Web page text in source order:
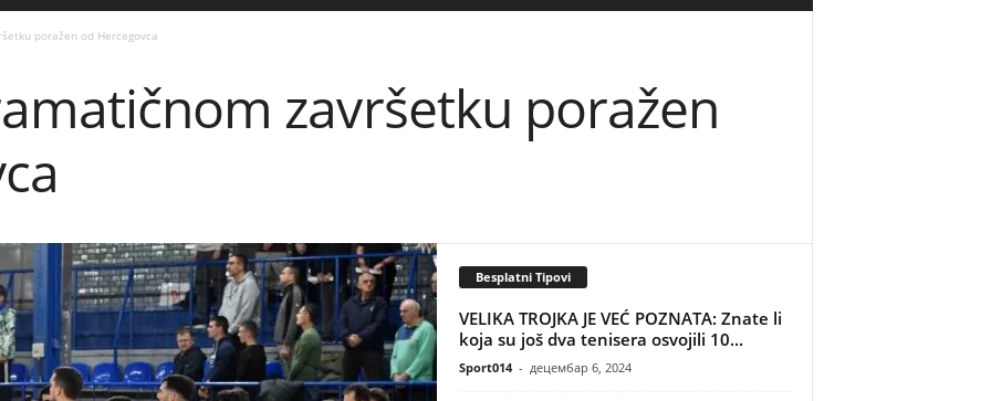
poražen od Hercegovca
završetku poražen
Besplatni Tipovi
VELIKA TROJKA JE VEĆ POZNATA: Znate li
koja su još dva tenisera osvojili 10...
Sport014 - децембар 6, 2024